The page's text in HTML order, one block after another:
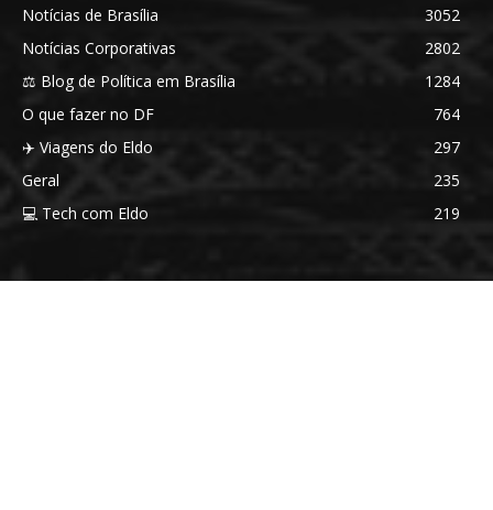
Notícias de Brasília
3052
Notícias Corporativas
2802
⚖️ Blog de Política em Brasília
1284
O que fazer no DF
764
✈️ Viagens do Eldo
297
Geral
235
💻 Tech com Eldo
219